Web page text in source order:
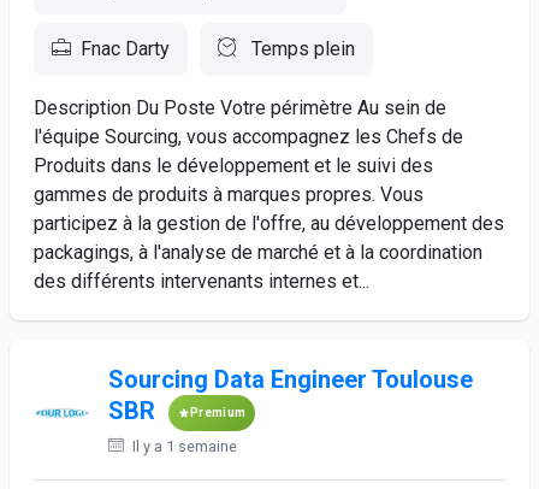
Fnac Darty Temps plein
Description Du Poste Votre périmètre Au sein de
l'équipe Sourcing, vous accompagnez les Chefs de
Produits dans le développement et le suivi des
gammes de produits à marques propres. Vous
participez à la gestion de l'offre, au développement des
packagings, à l'analyse de marché et à la coordination
des différents intervenants internes et...
Sourcing Data Engineer Toulouse
SBR
Premium
Il y a 1 semaine